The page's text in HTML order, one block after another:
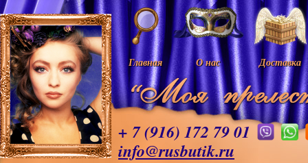
Главная О нас Доставка
+ 7 (916) 172 79 01
info@rusbutik.ru